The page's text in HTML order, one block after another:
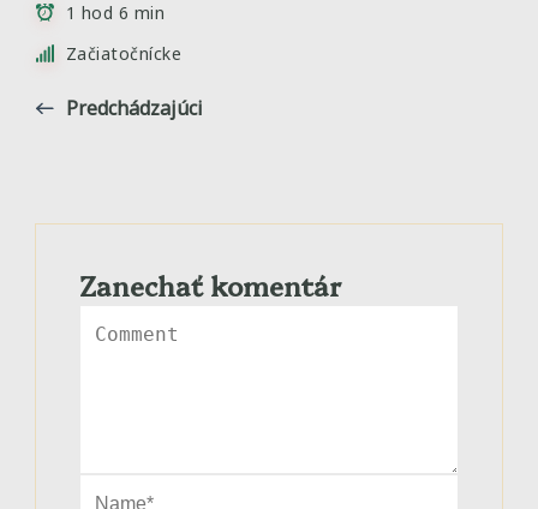
1 hod 6 min
Začiatočnícke
Predchádzajúci
Zanechať komentár